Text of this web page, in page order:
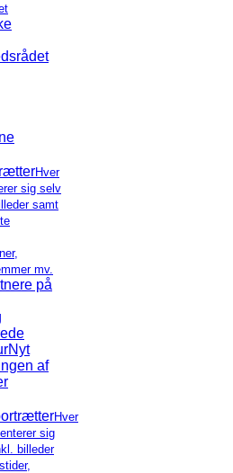
Hver
sig selv
samt
mv.
på
af
Hver
sig
billeder